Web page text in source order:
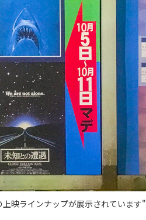
映ラインナップが展示されています"